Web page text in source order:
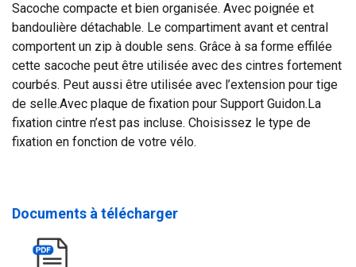
Sacoche compacte et bien organisée. Avec poignée et
bandoulière détachable. Le compartiment avant et central
comportent un zip à double sens. Grâce à sa forme effilée
cette sacoche peut être utilisée avec des cintres fortement
courbés. Peut aussi être utilisée avec l’extension pour tige
de selle.Avec plaque de fixation pour Support Guidon.La
fixation cintre n’est pas incluse. Choisissez le type de
fixation en fonction de votre vélo.
Documents à télécharger